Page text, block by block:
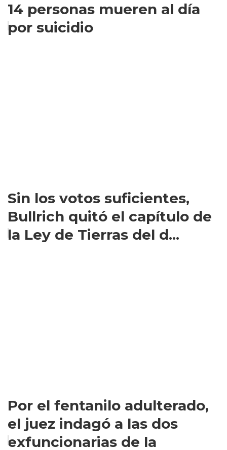
14 personas mueren al día
por suicidio
Sin los votos suficientes,
Bullrich quitó el capítulo de
la Ley de Tierras del d...
Por el fentanilo adulterado,
el juez indagó a las dos
exfuncionarias de la